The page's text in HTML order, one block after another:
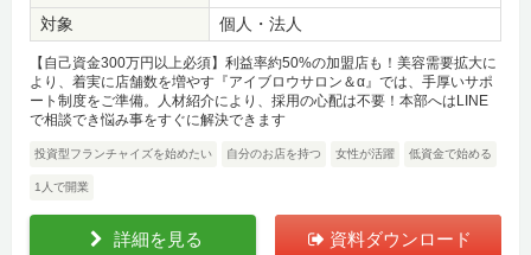
対象 個人・法人
【自己資金300万円以上必須】利益率約50%の加盟店も！美容需要拡大に
より、着実に店舗数を増やす『アイブロウサロン＆α』では、手厚いサポ
ート制度をご準備。人材紹介により、採用の心配は不要！本部へはLINE
で相談でき悩み事をすぐに解決できます
投資型フランチャイズを始めたい 自分のお店を持つ 女性が活躍 低資金で始める
1人で開業
詳細を見る 資料ダウンロード